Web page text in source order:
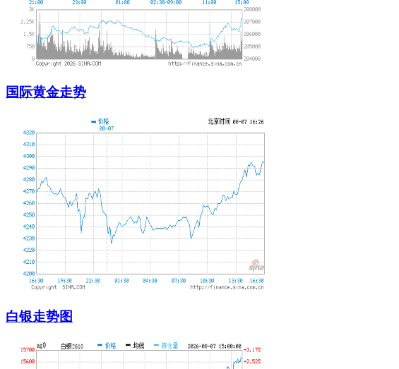
国际黄金走势
白银走势图